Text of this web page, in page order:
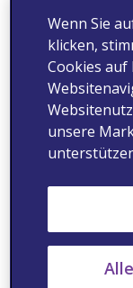
Wenn Sie
klicken,
Cookies auf
unsere